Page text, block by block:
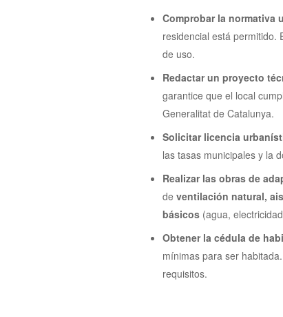
Comprobar la normativa
residencial está permitido.
de uso.
Redactar un proyecto
garantice que el local
Generalitat de Catalunya.
Solicitar licencia
las tasas municipales y la
Realizar las obras de
de ventilación natural,
básicos(agua,
Obtener la cédula de
mínimas para ser
requisitos.